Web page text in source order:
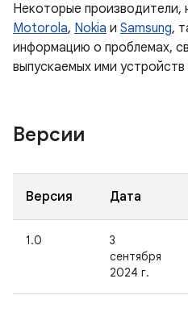
Некоторые производители,
Motorola, Nokia и Samsung,
информацию о проблемах,
выпускаемых ими
Версии
Версия Дата
1.0
3
сентября
2024 г.